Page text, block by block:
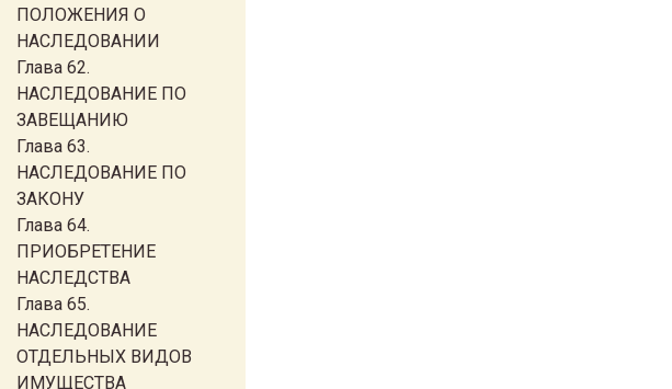
ПОЛОЖЕНИЯ О
НАСЛЕДОВАНИИ
Глава 62.
НАСЛЕДОВАНИЕ ПО
ЗАВЕЩАНИЮ
Глава 63.
НАСЛЕДОВАНИЕ ПО
ЗАКОНУ
Глава 64.
ПРИОБРЕТЕНИЕ
НАСЛЕДСТВА
Глава 65.
НАСЛЕДОВАНИЕ
ОТДЕЛЬНЫХ ВИДОВ
ИМУЩЕСТВА